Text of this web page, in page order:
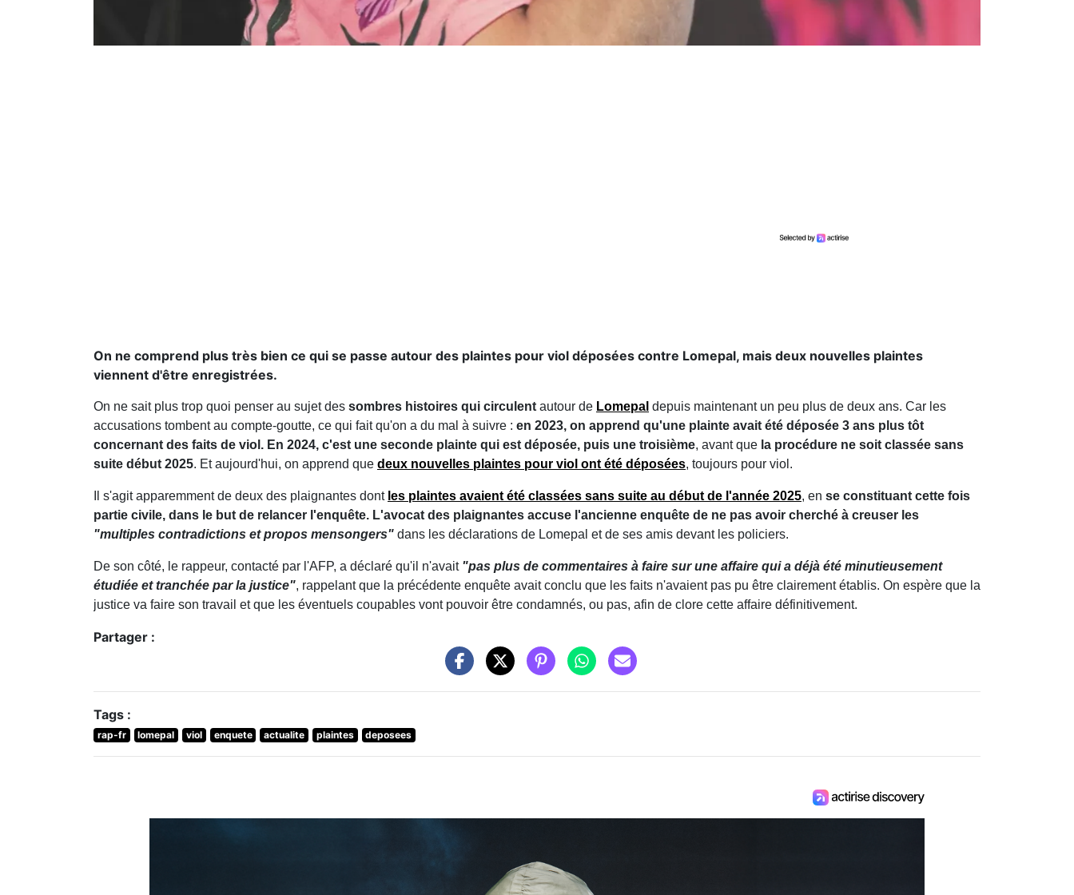
On ne comprend plus très bien ce qui se passe autour des plaintes pour viol déposées contre Lomepal, mais deux nouvelles plaintes
viennent d'être enregistrées.
On ne sait plus trop quoi penser au sujet des sombres histoires qui circulent autour de Lomepal depuis maintenant un peu plus de deux ans. Car les
accusations tombent au compte-goutte, ce qui fait qu'on a du mal à suivre : en 2023, on apprend qu'une plainte avait été déposée 3 ans plus tôt
concernant des faits de viol. En 2024, c'est une seconde plainte qui est déposée, puis une troisième, avant que la procédure ne soit classée sans
suite début 2025. Et aujourd'hui, on apprend que deux nouvelles plaintes pour viol ont été déposées, toujours pour viol.
Il s'agit apparemment de deux des plaignantes dont les plaintes avaient été classées sans suite au début de l'année 2025, en se constituant cette fois
partie civile, dans le but de relancer l'enquête. L'avocat des plaignantes accuse l'ancienne enquête de ne pas avoir cherché à creuser les
"multiples contradictions et propos mensongers" dans les déclarations de Lomepal et de ses amis devant les policiers.
De son côté, le rappeur, contacté par l'AFP, a déclaré qu'il n'avait "pas plus de commentaires à faire sur une affaire qui a déjà été minutieusement
étudiée et tranchée par la justice", rappelant que la précédente enquête avait conclu que les faits n'avaient pas pu être clairement établis. On espère que la
justice va faire son travail et que les éventuels coupables vont pouvoir être condamnés, ou pas, afin de clore cette affaire définitivement.
Partager :
Tags :
rap-fr lomepal viol enquete actualite plaintes deposees